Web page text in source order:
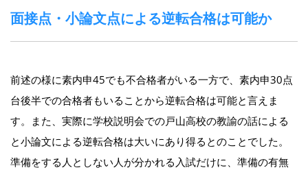
面接点・小論文点による逆転合格は可能か
前述の様に素内申45でも不合格者がいる一方で、素内申30点
台後半での合格者もいることから逆転合格は可能と言えま
す。また、実際に学校説明会での戸山高校の教諭の話による
と小論文による逆転合格は大いにあり得るとのことでした。
準備をする人としない人が分かれる入試だけに、準備の有無